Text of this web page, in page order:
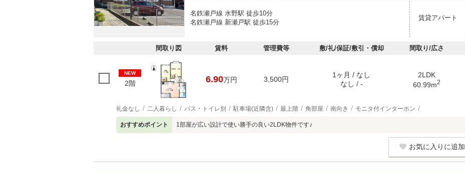
名鉄瀬戸線 水野駅 徒歩10分
名鉄瀬戸線 新瀬戸駅 徒歩15分
賃貸アパート
間取り図 賃料 管理費等 敷/礼/保証/敷引・償却 間取り/広さ
NEW
2階 6.90万円 3,500円
1ヶ月 / なし
なし / -
2LDK
60.99m2
礼金なし 二人暮らし バス・トイレ別 駐車場(近隣含) 最上階 角部屋 南向き モニタ付インターホン
おすすめポイント 1部屋が広い設計で使い勝手の良い2LDK物件です♪
お気に入りに追加